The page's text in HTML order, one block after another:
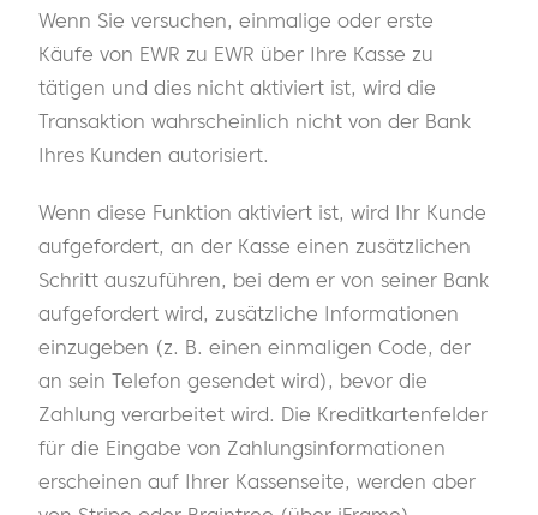
Wenn Sie versuchen, einmalige oder erste
Käufe von EWR zu EWR über Ihre Kasse zu
tätigen und dies nicht aktiviert ist, wird die
Transaktion wahrscheinlich nicht von der Bank
Ihres Kunden autorisiert.
Wenn diese Funktion aktiviert ist, wird Ihr Kunde
aufgefordert, an der Kasse einen zusätzlichen
Schritt auszuführen, bei dem er von seiner Bank
aufgefordert wird, zusätzliche Informationen
einzugeben (z. B. einen einmaligen Code, der
an sein Telefon gesendet wird), bevor die
Zahlung verarbeitet wird. Die Kreditkartenfelder
für die Eingabe von Zahlungsinformationen
erscheinen auf Ihrer Kassenseite, werden aber